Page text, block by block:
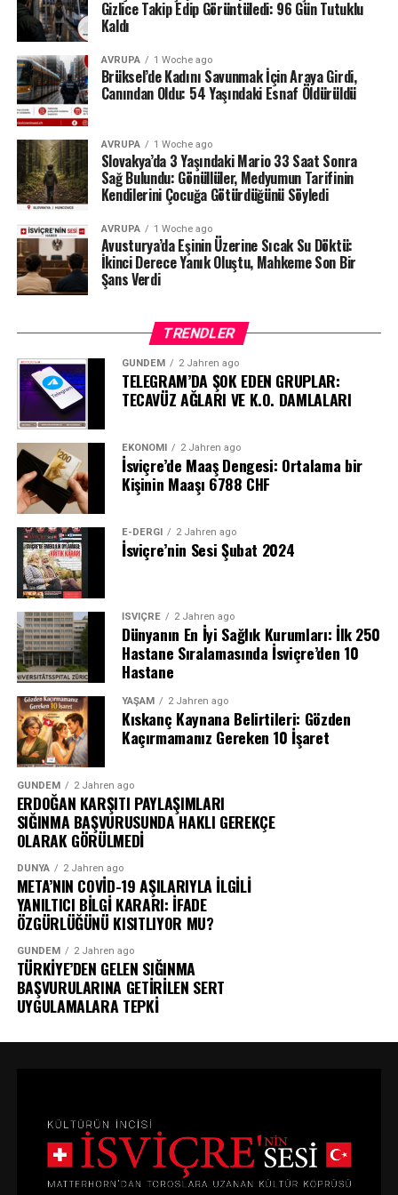
tarafından da düzenli olarak denetlendiğini hatırlattı.
Milyonlarca liralık para transferleri ve şoförün iddiaları
üzerinden derinleşen soruşturmada gözler, yargı
makamlarının atacağı bir sonraki adıma çevrilmiş
durumda.#ahbap #sondakika
Gizlice Takip Edip Görüntüledi: 96 Gün Tutuklu
Kaldı
AVRUPA 1 Woche ago
Brüksel’de Kadını Savunmak İçin Araya Girdi,
Canından Oldu: 54 Yaşındaki Esnaf Öldürüldü
AVRUPA 1 Woche ago
Slovakya’da 3 Yaşındaki Mario 33 Saat Sonra
Sağ Bulundu: Gönüllüler, Medyumun Tarifinin
Kendilerini Çocuğa Götürdüğünü Söyledi
AVRUPA 1 Woche ago
Avusturya’da Eşinin Üzerine Sıcak Su Döktü:
İkinci Derece Yanık Oluştu, Mahkeme Son Bir
Şans Verdi
TRENDLER
GÜNDEM 2 Jahren ago
TELEGRAM’DA ŞOK EDEN GRUPLAR:
TECAVÜZ AĞLARI VE K.O. DAMLALARI
EKONOMI 2 Jahren ago
İsviçre’de Maaş Dengesi: Ortalama bir
Kişinin Maaşı 6788 CHF
E-DERGI 2 Jahren ago
İsviçre’nin Sesi Şubat 2024
İSVIÇRE 2 Jahren ago
Dünyanın En İyi Sağlık Kurumları: İlk 250
Hastane Sıralamasında İsviçre’den 10
Hastane
YAŞAM 2 Jahren ago
Kıskanç Kaynana Belirtileri: Gözden
Kaçırmamanız Gereken 10 İşaret
GÜNDEM 2 Jahren ago
ERDOĞAN KARŞITI PAYLAŞIMLARI
SIĞINMA BAŞVURUSUNDA HAKLI GEREKÇE
OLARAK GÖRÜLMEDİ
DÜNYA 2 Jahren ago
META’NIN COVİD-19 AŞILARIYLA İLGİLİ
YANILTICI BİLGİ KARARI: İFADE
ÖZGÜRLÜĞÜNÜ KISITLIYOR MU?
GÜNDEM 2 Jahren ago
TÜRKİYE’DEN GELEN SIĞINMA
BAŞVURULARINA GETİRİLEN SERT
UYGULAMALARA TEPKİ